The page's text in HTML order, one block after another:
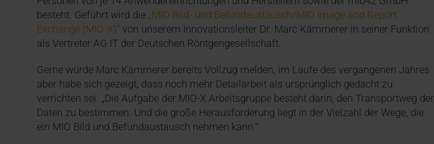
besteht. Geführt wird die „MIO Bild- und Befundaustausch/MIO Image and Report
Exchange (MIO-X)“ von unserem Innovationsleiter Dr. Marc Kämmerer in seiner Funktion
als Vertreter AG IT der Deutschen Röntgengesellschaft.
Gerne würde Marc Kämmerer bereits Vollzug melden, im Laufe des vergangenen Jahres
aber habe sich gezeigt, dass noch mehr Detailarbeit als ursprünglich gedacht zu
verrichten sei. „Die Aufgabe der MIO-X Arbeitsgruppe besteht darin, den Transportweg der
Daten zu bestimmen. Und die große Herausforderung liegt in der Vielzahl der Wege, die
ein MIO Bild und Befundaustausch nehmen kann.“